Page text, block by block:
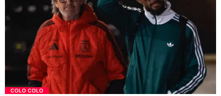
COLO COLO